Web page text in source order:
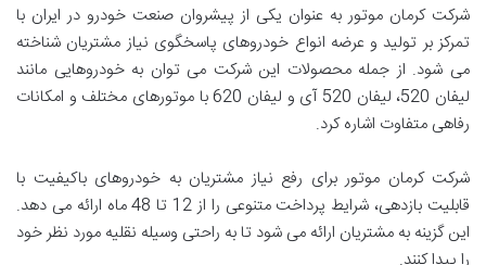
شرکت کرمان موتور به عنوان یکی از پیشروان صنعت خودرو در ایران با
تمرکز بر تولید و عرضه انواع خودروهای پاسخگوی نیاز مشتریان شناخته
می شود. از جمله محصولات این شرکت می توان به خودروهایی مانند
لیفان 520، لیفان 520 آی و لیفان 620 با موتورهای مختلف و امکانات
رفاهی متفاوت اشاره کرد.
شرکت کرمان موتور برای رفع نیاز مشتریان به خودروهای باکیفیت با
قابلیت بازدهی، شرایط پرداخت متنوعی را از 12 تا 48 ماه ارائه می دهد.
این گزینه به مشتریان ارائه می شود تا به راحتی وسیله نقلیه مورد نظر خود